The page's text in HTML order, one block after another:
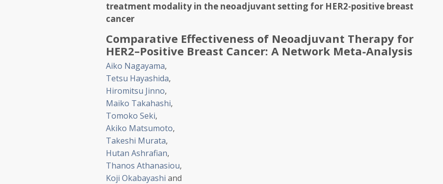
treatment modality in the neoadjuvant setting for HER2-positive breast
cancer
Comparative Effectiveness of Neoadjuvant Therapy for
HER2–Positive Breast Cancer: A Network Meta-Analysis
Aiko Nagayama,
Tetsu Hayashida,
Hiromitsu Jinno,
Maiko Takahashi,
Tomoko Seki,
Akiko Matsumoto,
Takeshi Murata,
Hutan Ashrafian,
Thanos Athanasiou,
Koji Okabayashi and